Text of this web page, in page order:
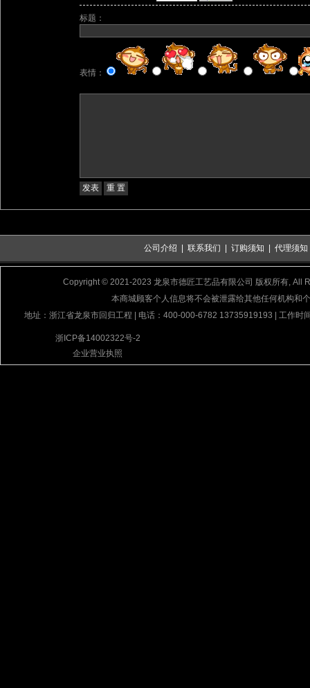
标题：
表情：
公司介绍 联系我们 订购须知 代理须知
Copyright © 2021-2023 龙泉市德匠工艺品有限公司 版权所有, All
本商城顾客个人信息将不会被泄露给其他任何机构和
地址：浙江省龙泉市回归工程 | 电话：400-000-6782 13735919193 | 工作时
浙ICP备14002322号-2
企业营业执照